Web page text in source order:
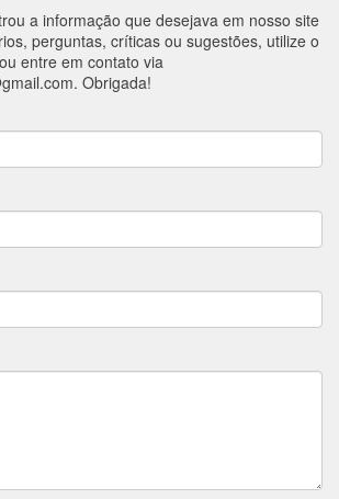
a informação que desejava em nosso site
perguntas, críticas ou sugestões, utilize o
entre em contato via
. Obrigada!